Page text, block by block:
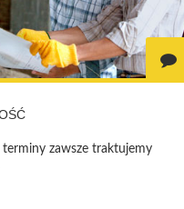
zawsze traktujemy